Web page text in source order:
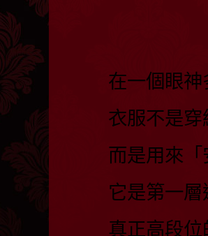
在一個眼
衣服不是
而是用來
它是第一
真正高段